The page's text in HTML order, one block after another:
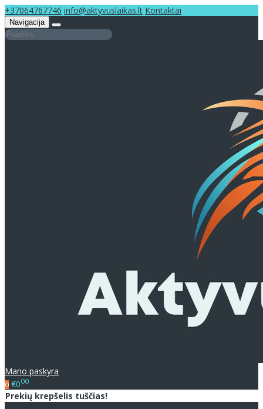
+37064767746 info@aktyvuslaikas.lt Kontaktai
Navigacija
Mano paskyra
0 €000
Prekių krepšelis tuščias!